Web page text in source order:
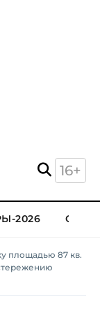
16+
2026
площадью 87 кв.